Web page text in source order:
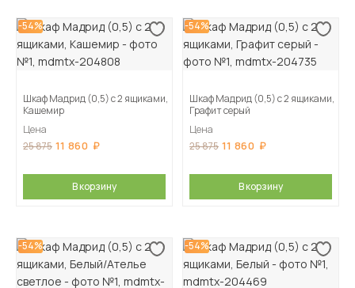
-54%
Шкаф Мадрид (0,5) с 2 ящиками,
Кашемир
Цена
25 875 11 860
В корзину
-54%
Шкаф Мадрид (0,5) с 2 ящиками,
Графит серый
Цена
25 875 11 860
В корзину
-54% -54%